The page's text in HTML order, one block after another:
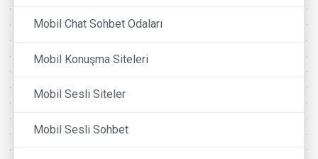
Mobil Chat Sohbet Odaları
Mobil Konuşma Siteleri
Mobil Sesli Siteler
Mobil Sesli Sohbet